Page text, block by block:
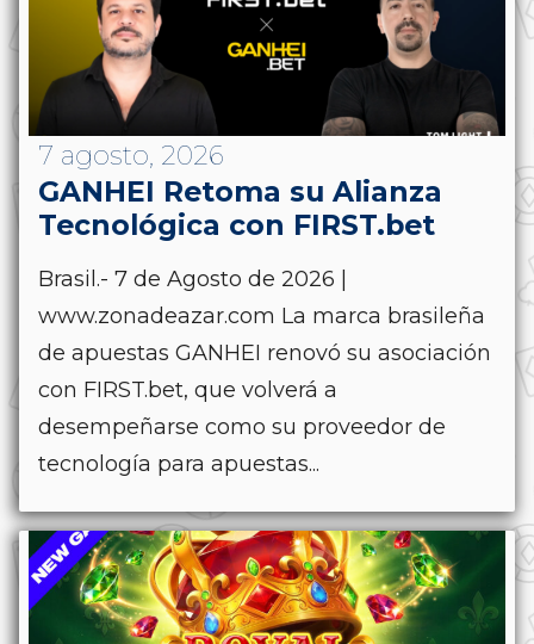
7 agosto, 2026
GANHEI Retoma su Alianza
Tecnológica con FIRST.bet
Brasil.- 7 de Agosto de 2026 |
www.zonadeazar.com La marca brasileña
de apuestas GANHEI renovó su asociación
con FIRST.bet, que volverá a
desempeñarse como su proveedor de
tecnología para apuestas...